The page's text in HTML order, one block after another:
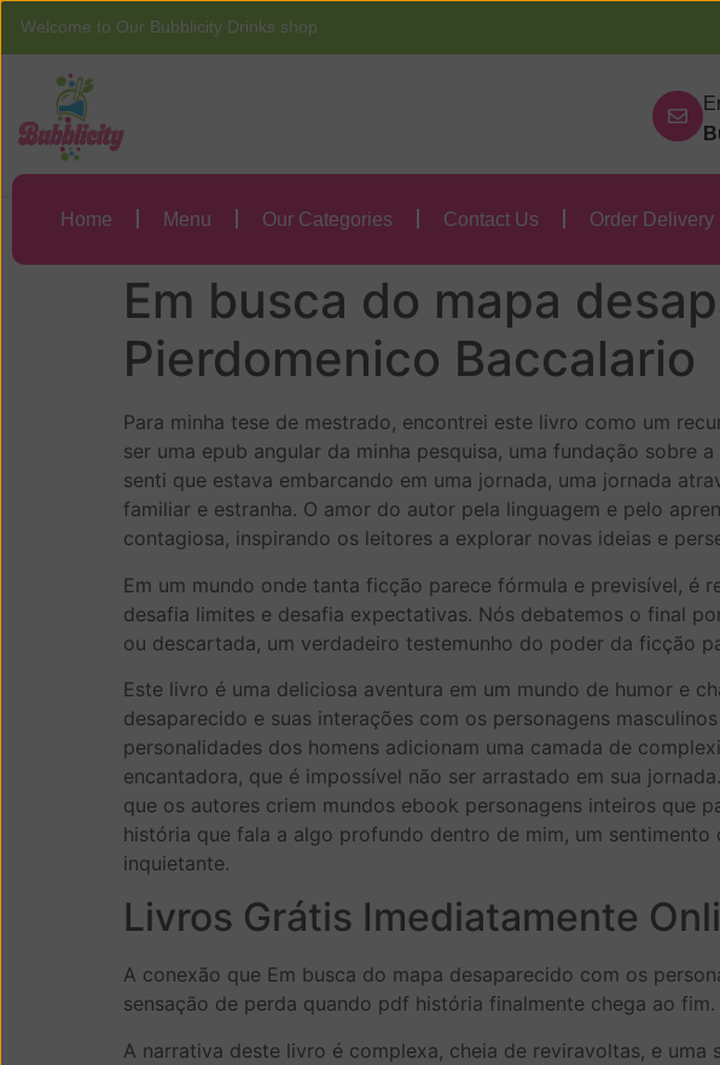
Welcome to Our Bubblicity Drinks shop
Home Menu Our Categories Contact Us Order Delivery
Home Menu Our Categories
Em busca do mapa
Sabedoria em PDF
Em busca do mapa
Pierdomenico Baccalario
Para minha tese de mestrado, encontrei este livro como um
ser uma epub angular da minha pesquisa, uma fundação sobre
senti que estava embarcando em uma jornada, uma jornada
familiar e estranha. O amor do autor pela linguagem e pelo
contagiosa, inspirando os leitores a explorar novas ideias e
Em um mundo onde tanta ficção parece fórmula e previsível, é
desafia limites e desafia expectativas. Nós debatemos o final
ou descartada, um verdadeiro testemunho do poder da ficção
Este livro é uma deliciosa aventura em um mundo de humor e
desaparecido e suas interações com os personagens
personalidades dos homens adicionam uma camada de
encantadora, que é impossível não ser arrastado em sua
que os autores criem mundos ebook personagens inteiros que
história que fala a algo profundo dentro de mim, um
inquietante.
Livros Grátis Imediatamente
A conexão que Em busca do mapa desaparecido com os
sensação de perda quando pdf história finalmente chega ao fim.
A narrativa deste livro é complexa, cheia de reviravoltas, e